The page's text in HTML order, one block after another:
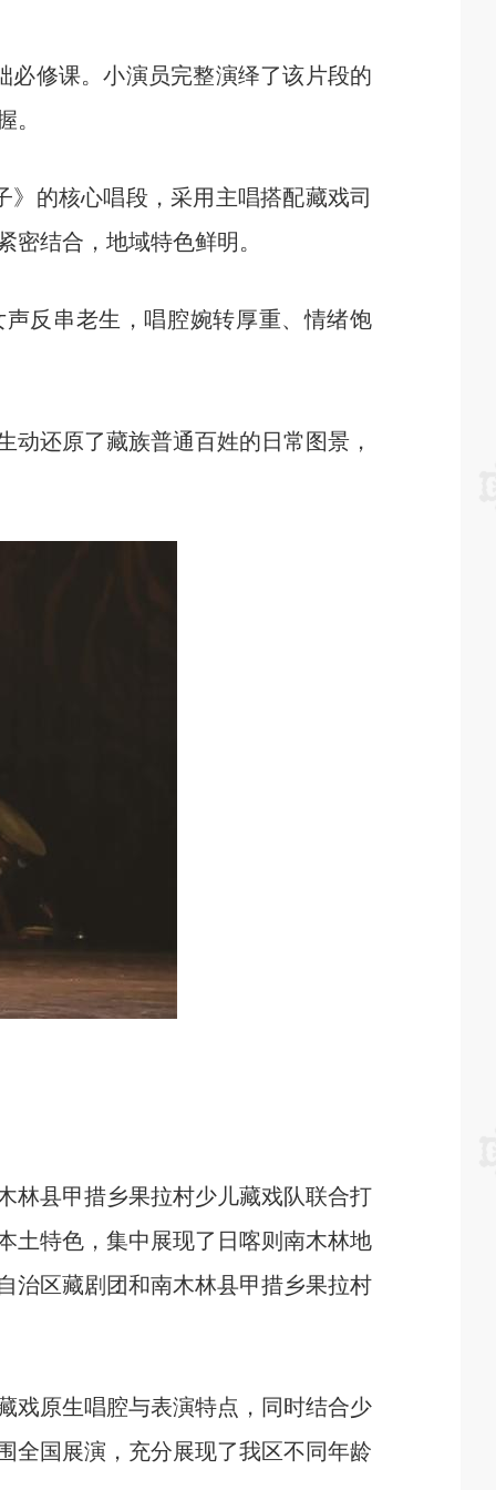
修课。小演员完整演绎了该片段的
。
的核心唱段，采用主唱搭配藏戏司
结合，地域特色鲜明。
反串老生，唱腔婉转厚重、情绪饱
还原了藏族普通百姓的日常图景，
县甲措乡果拉村少儿藏戏队联合打
土特色，集中展现了日喀则南木林地
治区藏剧团和南木林县甲措乡果拉村
原生唱腔与表演特点，同时结合少
全国展演，充分展现了我区不同年龄